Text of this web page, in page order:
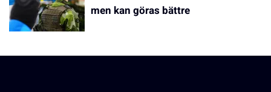
men kan göras bättre